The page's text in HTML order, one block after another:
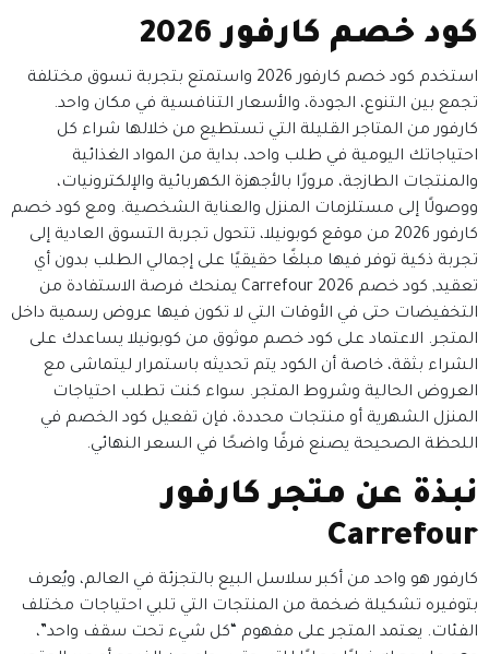
كود خصم كارفور 2026
استخدم كود خصم كارفور 2026 واستمتع بتجربة تسوق مختلفة
تجمع بين التنوع، الجودة، والأسعار التنافسية في مكان واحد.
كارفور من المتاجر القليلة التي تستطيع من خلالها شراء كل
احتياجاتك اليومية في طلب واحد، بداية من المواد الغذائية
والمنتجات الطازجة، مرورًا بالأجهزة الكهربائية والإلكترونيات،
ووصولًا إلى مستلزمات المنزل والعناية الشخصية. ومع كود خصم
كارفور 2026 من موقع كوبونيلا، تتحول تجربة التسوق العادية إلى
تجربة ذكية توفر فيها مبلغًا حقيقيًا على إجمالي الطلب بدون أي
تعقيد,
كود خصم Carrefour 2026 يمنحك فرصة الاستفادة من
التخفيضات حتى في الأوقات التي لا تكون فيها عروض رسمية داخل
المتجر. الاعتماد على كود خصم موثوق من كوبونيلا يساعدك على
الشراء بثقة، خاصة أن الكود يتم تحديثه باستمرار ليتماشى مع
العروض الحالية وشروط المتجر. سواء كنت تطلب احتياجات
المنزل الشهرية أو منتجات محددة، فإن تفعيل كود الخصم في
اللحظة الصحيحة يصنع فرقًا واضحًا في السعر النهائي.
نبذة عن متجر كارفور
Carrefour
كارفور هو واحد من أكبر سلاسل البيع بالتجزئة في العالم، ويُعرف
بتوفيره تشكيلة ضخمة من المنتجات التي تلبي احتياجات مختلف
الفئات. يعتمد المتجر على مفهوم “كل شيء تحت سقف واحد”،